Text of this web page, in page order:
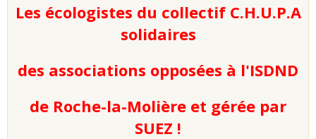
Les écologistes du collectif C.H.U.P.A
solidaires
des associations opposées à l'ISDND
de Roche-la-Molière et gérée par
SUEZ !